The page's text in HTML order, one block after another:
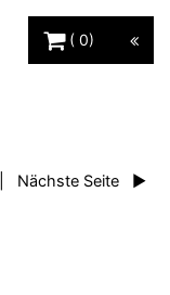
0
Nächste Seite